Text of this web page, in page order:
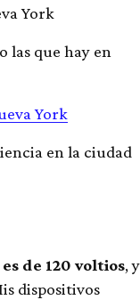
York
las que hay en
York
en la ciudad
de 120 voltios, y
dispositivos